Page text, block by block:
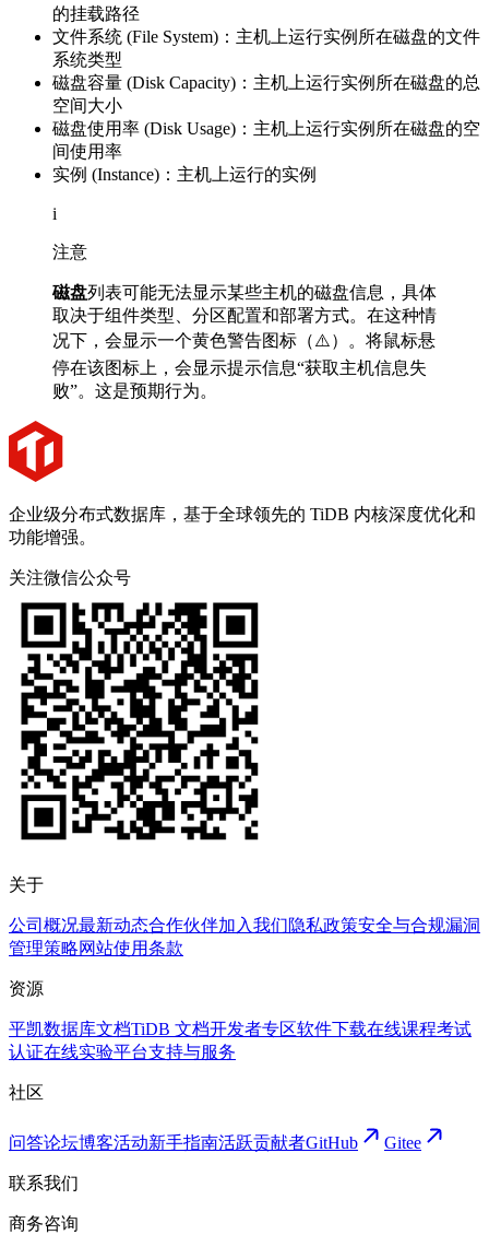
的挂载路径
文件系统 (File System)：主机上运行实例所在磁盘的文件
系统类型
磁盘容量 (Disk Capacity)：主机上运行实例所在磁盘的总
空间大小
磁盘使用率 (Disk Usage)：主机上运行实例所在磁盘的空
间使用率
实例 (Instance)：主机上运行的实例
i
注意
磁盘列表可能无法显示某些主机的磁盘信息，具体
取决于组件类型、分区配置和部署方式。在这种情
况下，会显示一个黄色警告图标（⚠️）。将鼠标悬
停在该图标上，会显示提示信息“获取主机信息失
败”。这是预期行为。
企业级分布式数据库，基于全球领先的 TiDB 内核深度优化和
功能增强。
关注微信公众号
关于
公司概况最新动态合作伙伴加入我们隐私政策安全与合规漏洞
管理策略网站使用条款
资源
平凯数据库文档TiDB 文档开发者专区软件下载在线课程考试
认证在线实验平台支持与服务
社区
问答论坛博客活动新手指南活跃贡献者GitHub Gitee
联系我们
商务咨询